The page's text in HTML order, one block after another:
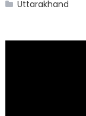
Uttarakhand